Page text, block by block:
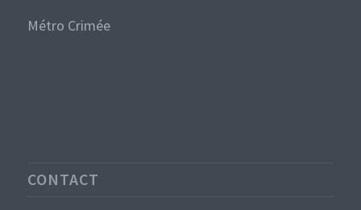
Métro Crimée
CONTACT